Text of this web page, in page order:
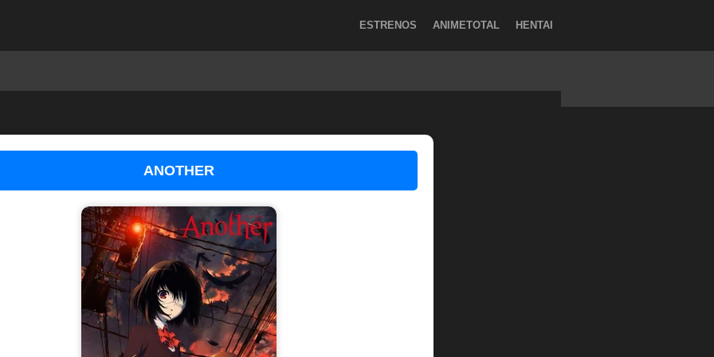
ESTRENOS ANIMETOTAL HENTAI
ANOTHER